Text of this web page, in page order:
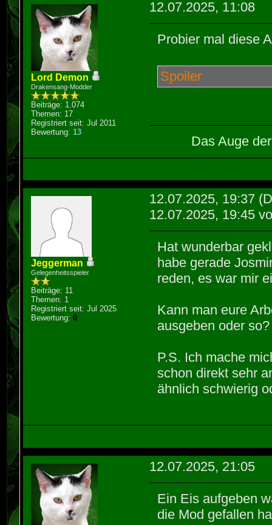
Lord Demon
Drakensang-Modder
Beiträge: 1.074
Themen: 17
Registriert seit: Jul 2011
Bewertung: 13
12.07.2025, 11:08
Probier mal diese
Spoiler
Das Auge
Jeggerman
Gelegenheitsspieler
Beiträge: 11
Themen: 1
Registriert seit: Jul 2025
Bewertung:0
12.07.2025, 19:37
12.07.2025, 19:45
Hat wunderbar
habe gerade
reden, es war mir
Kann man eure
ausgeben oder so?
P.S. Ich mache
schon direkt sehr
ähnlich schwierig
12.07.2025, 21:05
Ein Eis aufgeben
die Mod gefallen